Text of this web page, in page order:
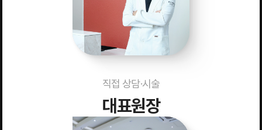
직접 상담·시술
대표원장